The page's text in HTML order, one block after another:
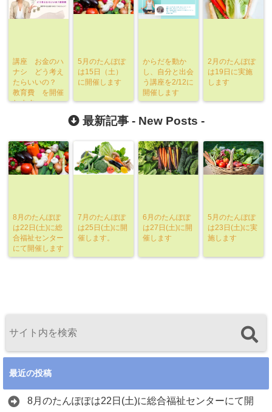
講座 お金のハ
ナシ どう考え
たらいいの？
教育費 を開催
します
5月のたんぽぽ
は15日（土）
に開催します
からだを動か
し、自分と出会
う講座を2/12に
開催します
2月のたんぽぽ
は19日に実施
します
最新記事 - New Posts -
8月のたんぽぽ
は22日(土)に総
合福祉センター
にて開催します
7月のたんぽぽ
は25日(土)に開
催します。
6月のたんぽぽ
は27日(土)に開
催します
5月のたんぽぽ
は23日(土)に実
施します
最近の投稿
8月のたんぽぽは22日(土)に総合福祉センターにて開